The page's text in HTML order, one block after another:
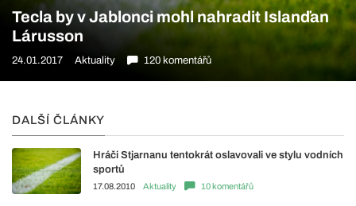
Tecla by v Jablonci mohl nahradit Islanďan
Lárusson
24.01.2017 Aktuality 120 komentářů
DALŠÍ ČLÁNKY
Hráči Stjarnanu tentokrát oslavovali ve stylu vodních
sportů
17.08.2010 Aktuality 10 komentářů